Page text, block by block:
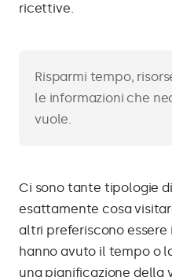
ricettive.
Risparmi tempo,
le informazioni che
vuole.
Ci sono tante tipologie
esattamente cosa
altri preferiscono
hanno avuto il tempo o
una pianificazione della